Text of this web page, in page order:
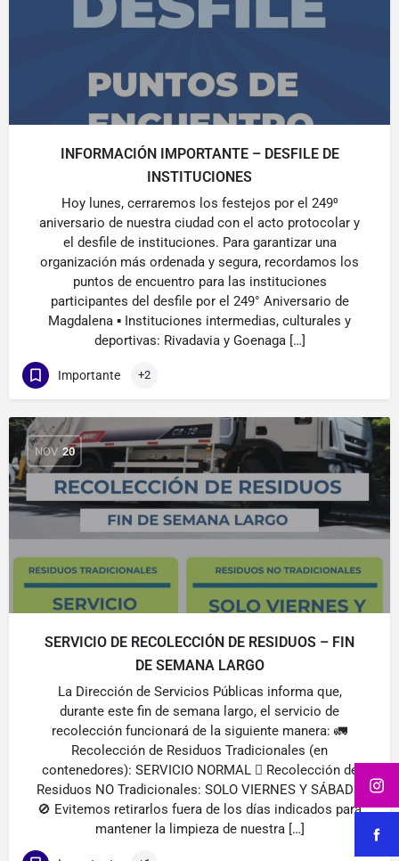
INFORMACIÓN IMPORTANTE – DESFILE DE
INSTITUCIONES
Hoy lunes, cerraremos los festejos por el 249⁰
aniversario de nuestra ciudad con el acto protocolar y
el desfile de instituciones. Para garantizar una
organización más ordenada y segura, recordamos los
puntos de encuentro para las instituciones
participantes del desfile por el 249° Aniversario de
Magdalena ▪️ Instituciones intermedias, culturales y
deportivas: Rivadavia y Goenaga […]
Importante +2
NOV 20
SERVICIO DE RECOLECCIÓN DE RESIDUOS – FIN
DE SEMANA LARGO
La Dirección de Servicios Públicas informa que,
durante este fin de semana largo, el servicio de
recolección funcionará de la siguiente manera: 🚛
Recolección de Residuos Tradicionales (en
contenedores): SERVICIO NORMAL 🪾 Recolección de
Residuos NO Tradicionales: SOLO VIERNES Y SÁBADO
🚫 Evitemos retirarlos fuera de los días indicados para
mantener la limpieza de nuestra […]